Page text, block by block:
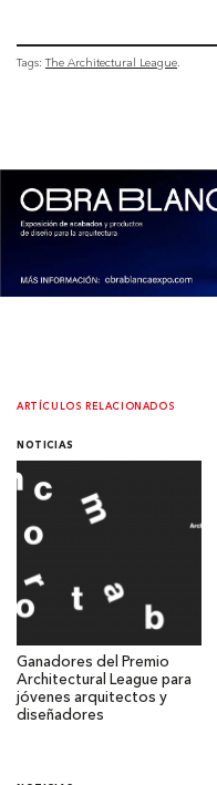
Tags: The Architectural League
ARTÍCULOS RELACIONADOS
NOTICIAS
Ganadores del Premio
Architectural League para
jóvenes arquitectos y
diseñadores